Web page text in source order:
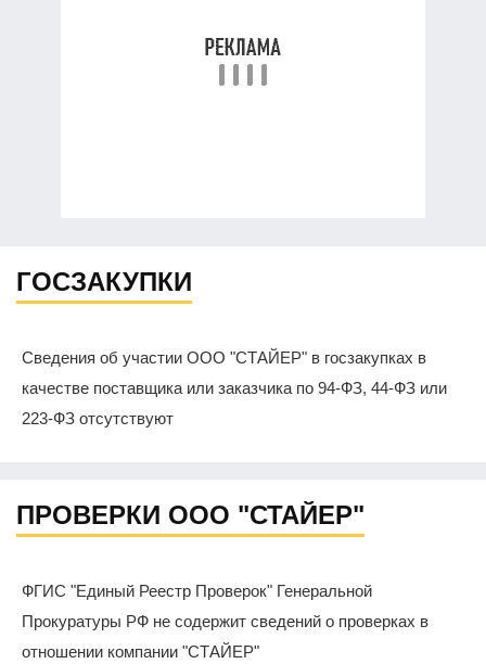
ГОСЗАКУПКИ
Сведения об участии ООО "СТАЙЕР" в госзакупках в
качестве поставщика или заказчика по 94-ФЗ, 44-ФЗ или
223-ФЗ отсутствуют
ПРОВЕРКИ ООО "СТАЙЕР"
ФГИС "Единый Реестр Проверок" Генеральной
Прокуратуры РФ не содержит сведений о проверках в
отношении компании "СТАЙЕР"